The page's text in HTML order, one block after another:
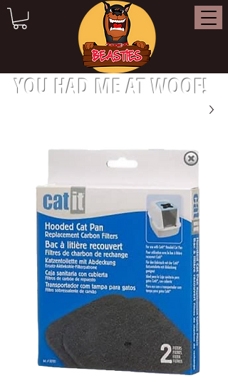
YOU HAD ME AT WOOF!